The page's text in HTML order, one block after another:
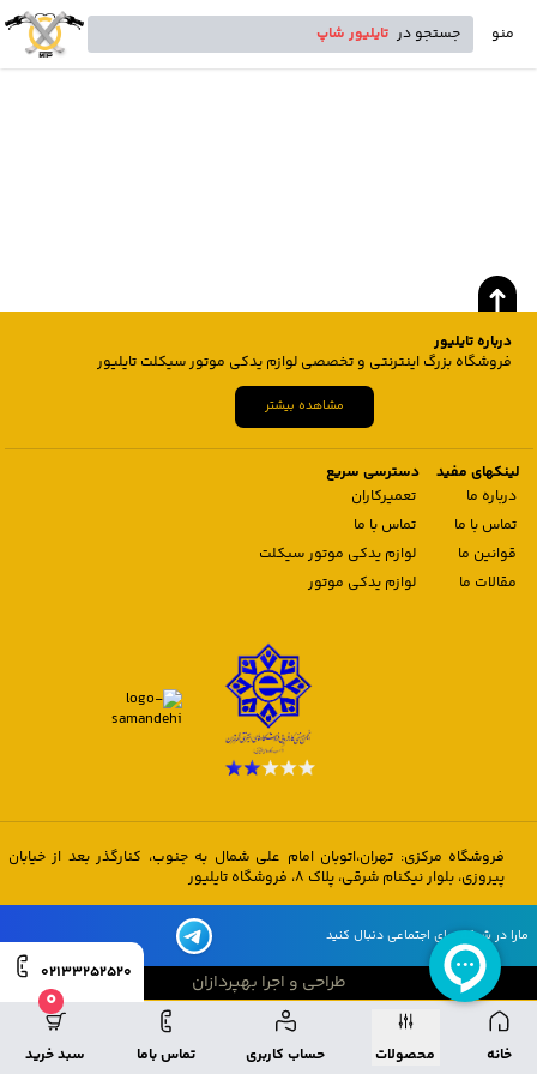
منو جستجو در تایلیور شاپ
خانه محصولات حساب کاربری تماس باما
0
سبد خرید
02133252520
درباره تایلیور
فروشگاه بزرگ اینترنتی و تخصصی لوازم یدکی موتور سیکلت تایلیور
مشاهده بیشتر
لینکهای مفید
درباره ما
تماس با ما
قوانین ما
مقالات ما
دسترسی سریع
تعمیرکاران
تماس با ما
لوازم یدکی موتور سیکلت
لوازم یدکی موتور
فروشگاه مرکزی: تهران،اتوبان امام علی شمال به جنوب، کنارگذر بعد از خیابان
پیروزی، بلوار نیکنام شرقی، پلاک 8، فروشگاه تایلیور
مارا در شبکه های اجتماعی دنبال کنید
طراحی و اجرا بهپردازان
طراحی و اجرا بهپردازان